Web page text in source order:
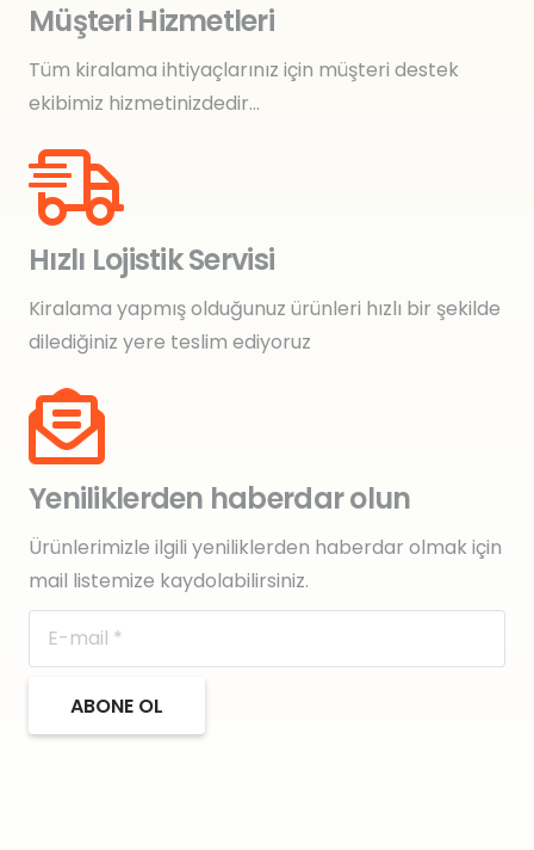
Müşteri Hizmetleri
Tüm kiralama ihtiyaçlarınız için müşteri destek
ekibimiz hizmetinizdedir…
Hızlı Lojistik Servisi
Kiralama yapmış olduğunuz ürünleri hızlı bir şekilde
dilediğiniz yere teslim ediyoruz
Yeniliklerden haberdar olun
Ürünlerimizle ilgili yeniliklerden haberdar olmak için
mail listemize kaydolabilirsiniz.
ABONE OL